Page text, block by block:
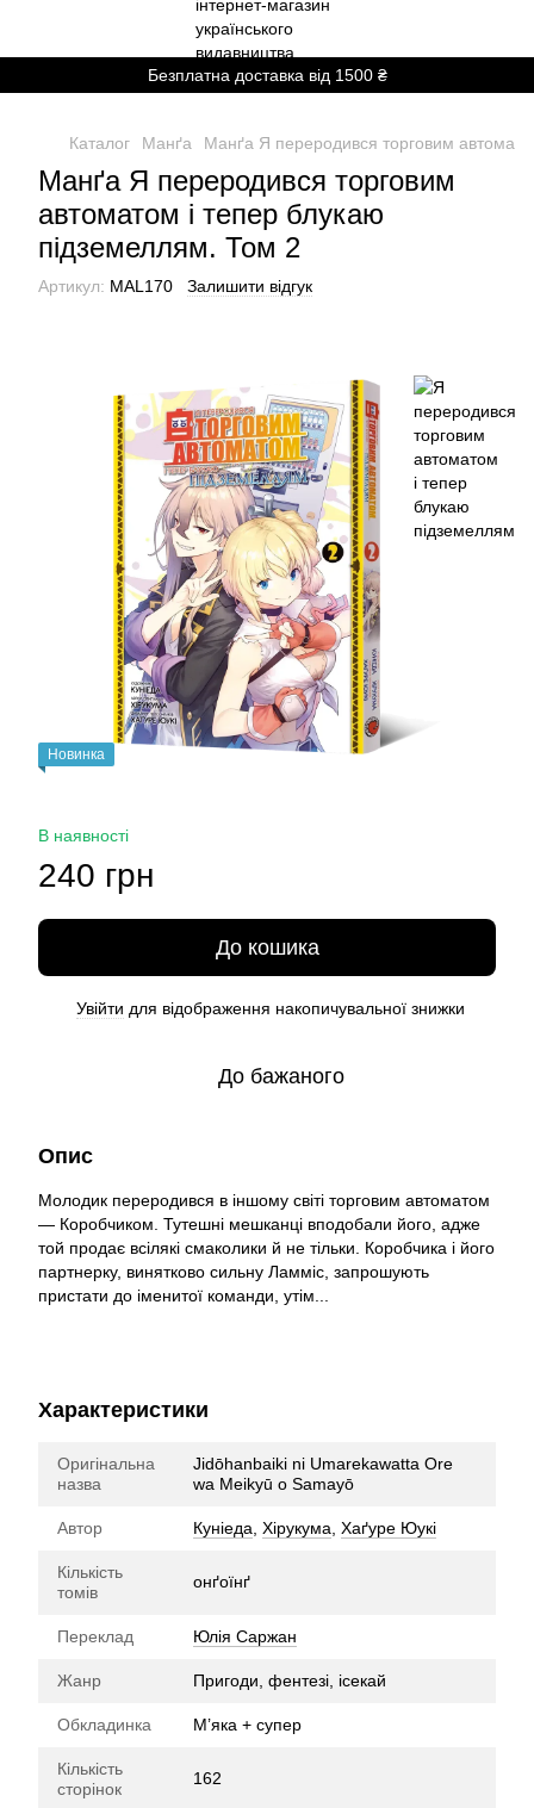
Безплатна доставка від 1500 ₴
Каталог Манґа Манґа Я переродився торговим
Манґа Я переродився торговим
автоматом і тепер блукаю
підземеллям. Том 2
Артикул: MAL170 Залишити відгук
Новинка
В наявності
240 грн
До кошика
Увійти для відображення накопичувальної знижки
До бажаного
Опис
Молодик переродився в іншому світі торговим автоматом
— Коробчиком. Тутешні мешканці вподобали його, адже
той продає всілякі смаколики й не тільки. Коробчика і його
партнерку, винятково сильну Ламміс, запрошують
пристати до іменитої команди, утім...
Характеристики
Оригінальна
назва
Jidōhanbaiki ni Umarekawatta Ore
wa Meikyū o Samayō
Автор Куніеда Хірукума Хаґуре Юукі
Кількість
томів
онґоїнґ
Переклад Юлія Саржан
Жанр Пригоди, фентезі, ісекай
Обкладинка М’яка + супер
Кількість
сторінок
162